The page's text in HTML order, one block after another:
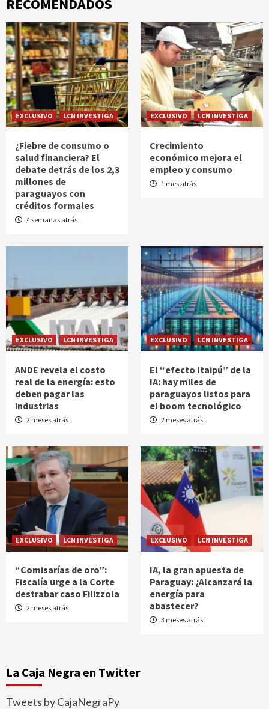
RECOMENDADOS
EXCLUSIVO LCN INVESTIGA
¿Fiebre de consumo o
salud financiera? El
debate detrás de los 2,3
millones de
paraguayos con
créditos formales
4 semanas atrás
EXCLUSIVO LCN INVESTIGA
Crecimiento
económico mejora el
empleo y consumo
1 mes atrás
EXCLUSIVO LCN INVESTIGA
ANDE revela el costo
real de la energía: esto
deben pagar las
industrias
2 meses atrás
EXCLUSIVO LCN INVESTIGA
El “efecto Itaipú” de la
IA: hay miles de
paraguayos listos para
el boom tecnológico
2 meses atrás
EXCLUSIVO LCN INVESTIGA
“Comisarías de oro”:
Fiscalía urge a la Corte
destrabar caso Filizzola
2 meses atrás
EXCLUSIVO LCN INVESTIGA
IA, la gran apuesta de
Paraguay: ¿Alcanzará la
energía para
abastecer?
3 meses atrás
La Caja Negra en Twitter
Tweets by CajaNegraPy